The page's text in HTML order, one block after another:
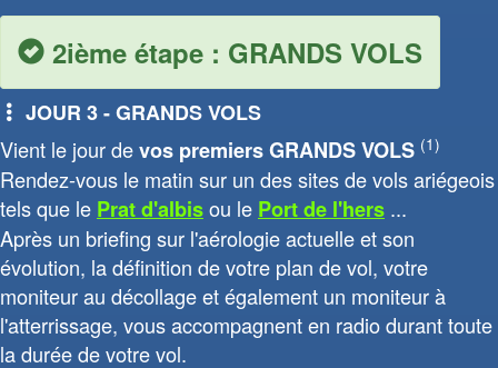
2ième étape : GRANDS VOLS
JOUR 3 - GRANDS VOLS
Vient le jour devos premiers GRANDS VOLS (1)
Rendez-vous le matin sur un des sites de vols ariégeois
tels que le Prat d'albisou le Port de l'hers ...
Après un briefing sur l'aérologie actuelle et son
évolution, la définition de votre plan de vol, votre
moniteur au décollage et également un moniteur à
l'atterrissage, vous accompagnent en radio durant toute
la durée de votre vol.